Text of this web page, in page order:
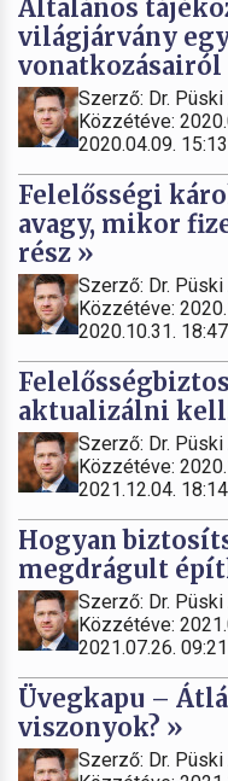
Általános
világjárvány
vonatkozásairól
Szerző: Dr. Püski
Közzétéve:
2020.04.09. 15:13
Felelősségi
avagy, mikor
rész »
Szerző: Dr. Püski
Közzétéve:
2020.10.31. 18:47
aktualizálni
Szerző: Dr. Püski
Közzétéve:
2021.12.04. 18:14
Hogyan
megdrágult
Szerző: Dr. Püski
Közzétéve:
2021.07.26. 09:21
Üvegkapu –
viszonyok? »
Szerző: Dr. Püski